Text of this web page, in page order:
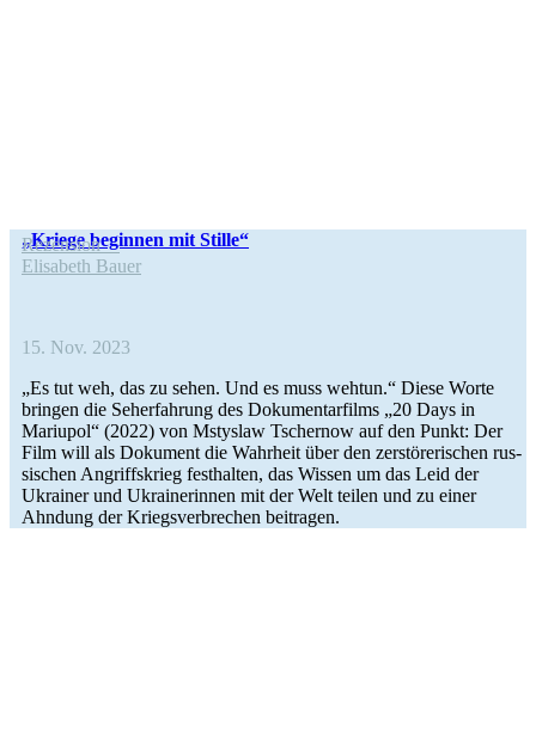
„Kriege begin­nen mit Stille“
Rezen­sion
Eli­sa­beth Bauer
15. Nov. 2023
„Es tut weh, das zu sehen. Und es muss wehtun.“ Diese Worte
bringen die Seh­erfah­rung des Doku­men­tar­films „20 Days in
Mariu­pol“ (2022) von Mstys­law Tscher­now auf den Punkt: Der
Film will als Doku­ment die Wahr­heit über den zer­stö­re­ri­schen rus­
si­schen Angriffs­krieg fest­hal­ten, das Wissen um das Leid der
Ukrai­ner und Ukrai­ne­rin­nen mit der Welt teilen und zu einer
Ahndung der Kriegs­ver­bre­chen beitragen.